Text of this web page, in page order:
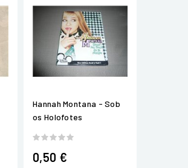
Hannah Montana - Sob
os Holofotes
0,50 €